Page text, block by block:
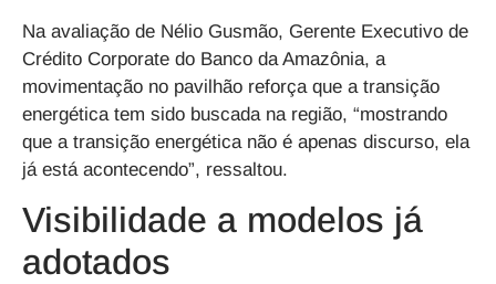
Na avaliação de Nélio Gusmão, Gerente Executivo de
Crédito Corporate do Banco da Amazônia, a
movimentação no pavilhão reforça que a transição
energética tem sido buscada na região, “mostrando
que a transição energética não é apenas discurso, ela
já está acontecendo”, ressaltou.
Visibilidade a modelos já
adotados